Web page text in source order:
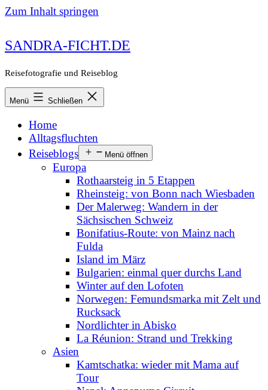
Zum Inhalt springen
SANDRA-FICHT.DE
Reisefotografie und Reiseblog
Menü Schließen
Home
Alltagsfluchten
Reiseblogs
Menü öffnen
Europa
Rothaarsteig in 5 Etappen
Rheinsteig: von Bonn nach Wiesbaden
Der Malerweg: Wandern in der
Sächsischen Schweiz
Bonifatius-Route: von Mainz nach
Fulda
Island im März
Bulgarien: einmal quer durchs Land
Winter auf den Lofoten
Norwegen: Femundsmarka mit Zelt und
Rucksack
Nordlichter in Abisko
La Réunion: Strand und Trekking
Asien
Kamtschatka: wieder mit Mama auf
Tour